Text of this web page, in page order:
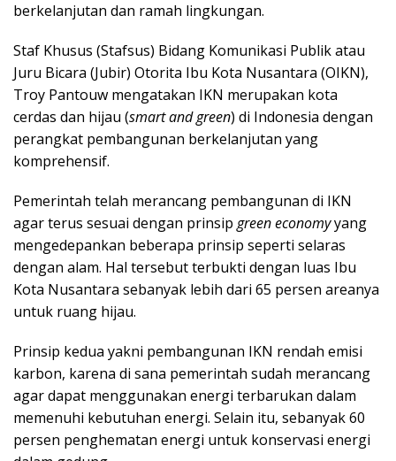
berkelanjutan dan ramah lingkungan.
Staf Khusus (Stafsus) Bidang Komunikasi Publik atau
Juru Bicara (Jubir) Otorita Ibu Kota Nusantara (OIKN),
Troy Pantouw mengatakan IKN merupakan kota
cerdas dan hijau (smart and green) di Indonesia dengan
perangkat pembangunan berkelanjutan yang
komprehensif.
Pemerintah telah merancang pembangunan di IKN
agar terus sesuai dengan prinsip green economyyang
mengedepankan beberapa prinsip seperti selaras
dengan alam. Hal tersebut terbukti dengan luas Ibu
Kota Nusantara sebanyak lebih dari 65 persen areanya
untuk ruang hijau.
Prinsip kedua yakni pembangunan IKN rendah emisi
karbon, karena di sana pemerintah sudah merancang
agar dapat menggunakan energi terbarukan dalam
memenuhi kebutuhan energi. Selain itu, sebanyak 60
persen penghematan energi untuk konservasi energi